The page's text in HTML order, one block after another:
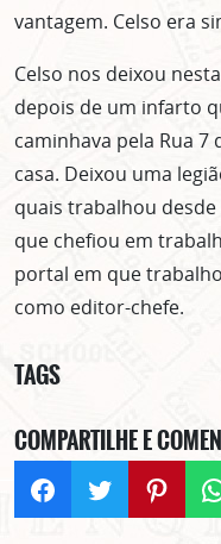
vantagem. Celso era
Celso nos deixou
depois de um infarto
caminhava pela Rua
casa. Deixou uma
quais trabalhou
que chefiou em
portal em que
como editor-chefe.
TAGS
COMPARTILHE Ecentro de São Paulo
CLIQUE AQUI